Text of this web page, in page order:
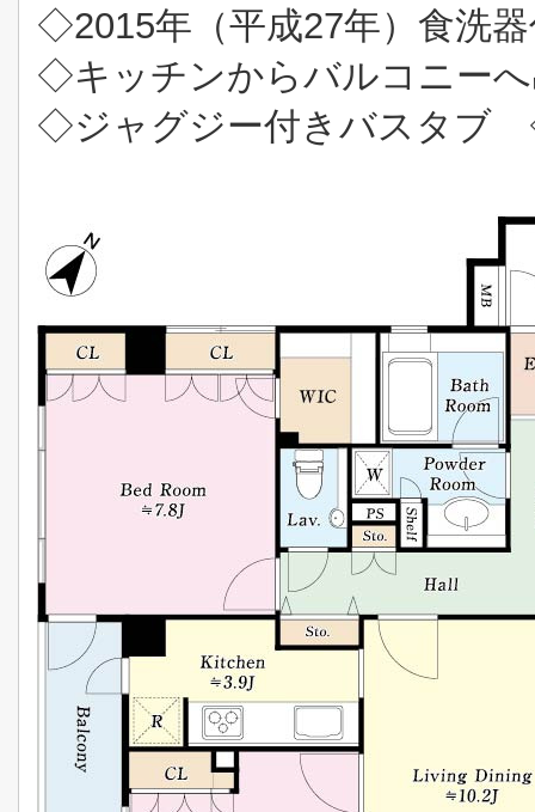
◇2015年（平成27年）食洗
◇キッチンからバルコニー
◇ジャグジー付きバスタブ